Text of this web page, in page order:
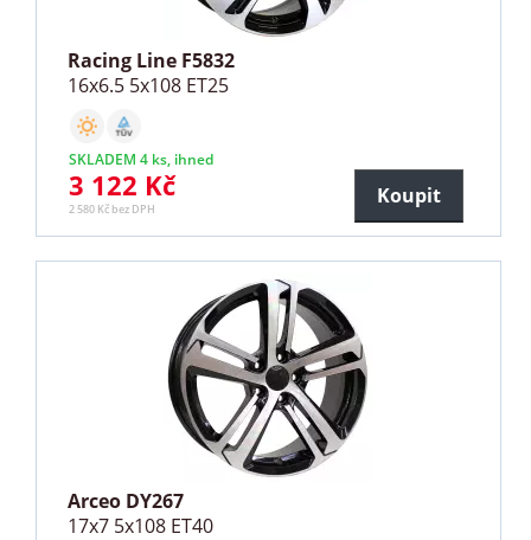
Racing Line F5832
16x6.5 5x108 ET25
SKLADEM 4 ks, ihned
3 122 Kč
2 580 Kč bez DPH
Koupit
Arceo DY267
17x7 5x108 ET40